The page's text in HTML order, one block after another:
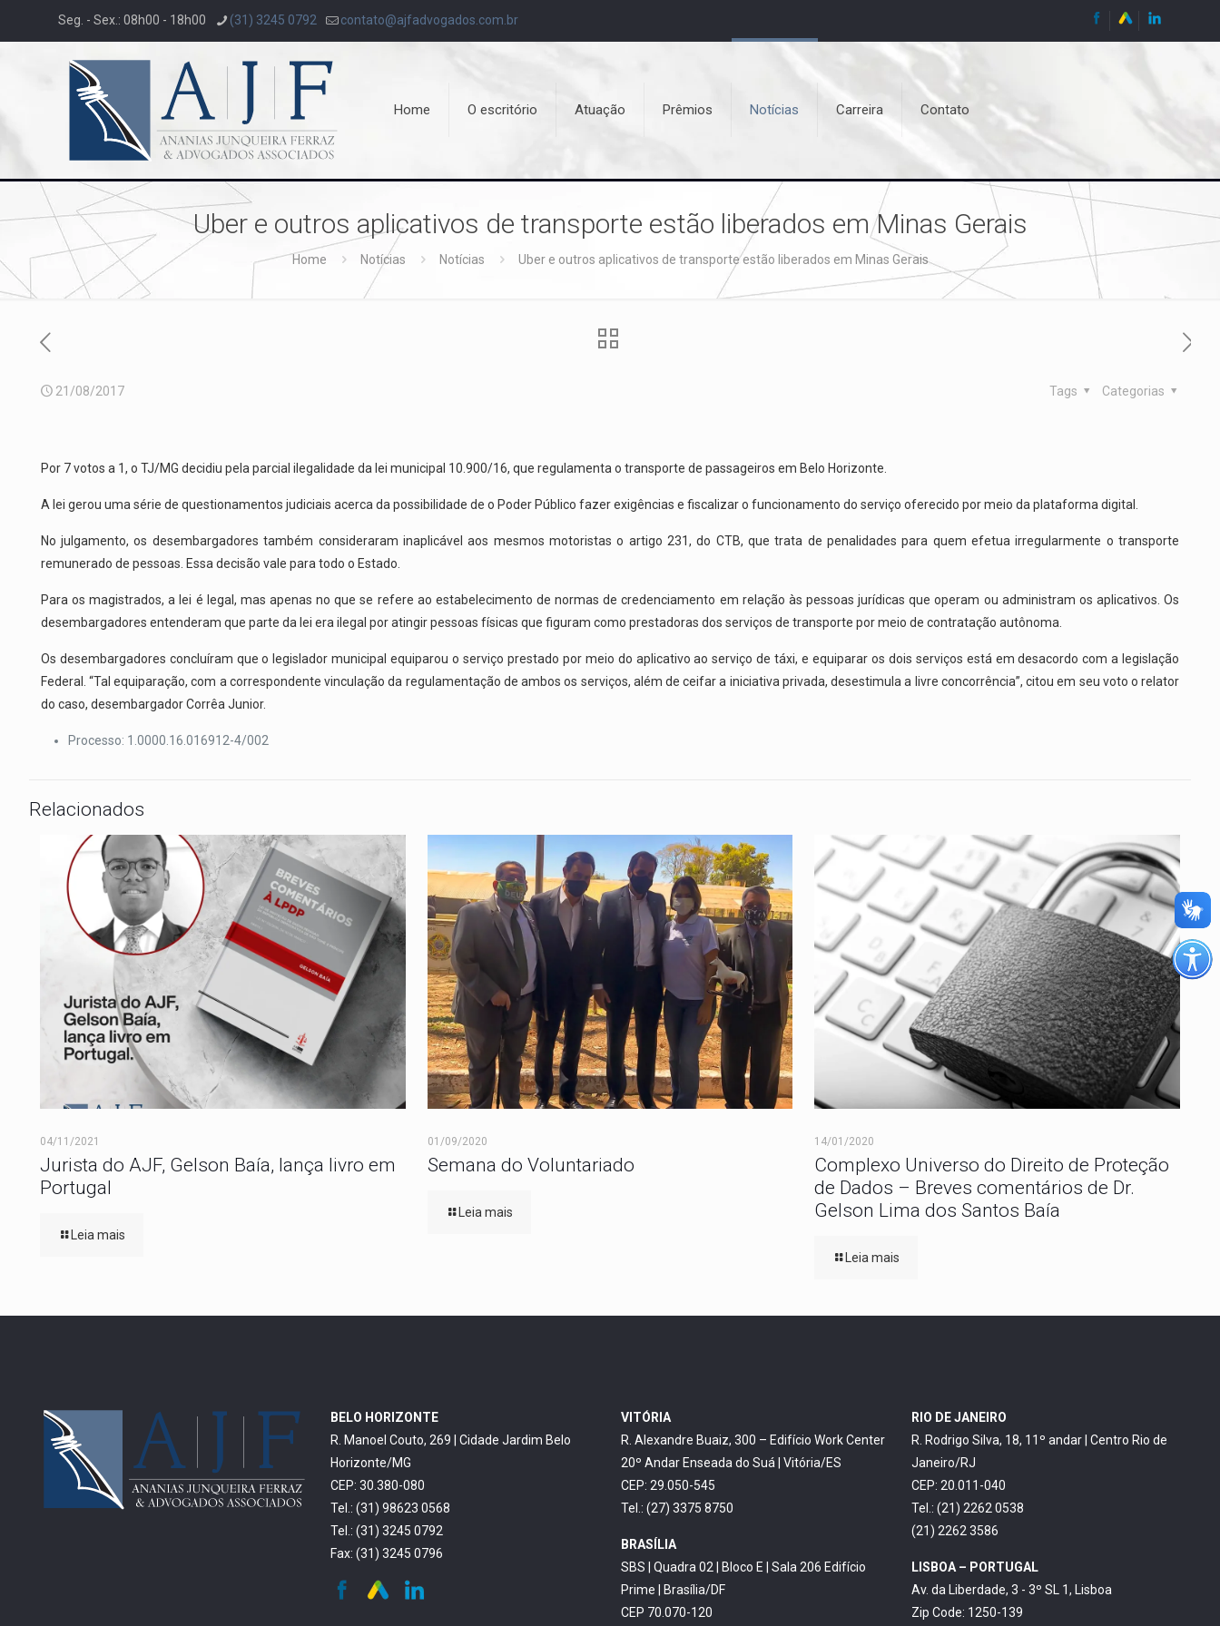
Seg. - Sex.: 08h00 - 18h00 (31) 3245 0792 contato@ajfadvogados.com.br
Home O escritório Atuação Prêmios Notícias Carreira Contato
Uber e outros aplicativos de transporte estão liberados em Minas Gerais
Home Notícias Notícias Uber e outros aplicativos de transporte estão liberados em Minas Gerais
21/08/2017 Categorias
Tags
Por 7 votos a 1, o TJ/MG decidiu pela parcial ilegalidade da lei municipal 10.900/16, que regulamenta o transporte de passageiros em Belo Horizonte.
A lei gerou uma série de questionamentos judiciais acerca da possibilidade de o Poder Público fazer exigências e fiscalizar o funcionamento do serviço oferecido por meio da plataforma digital.
No julgamento, os desembargadores também consideraram inaplicável aos mesmos motoristas o artigo 231, do CTB, que trata de penalidades para quem efetua irregularmente o transporte
remunerado de pessoas. Essa decisão vale para todo o Estado.
Para os magistrados, a lei é legal, mas apenas no que se refere ao estabelecimento de normas de credenciamento em relação às pessoas jurídicas que operam ou administram os aplicativos. Os
desembargadores entenderam que parte da lei era ilegal por atingir pessoas físicas que figuram como prestadoras dos serviços de transporte por meio de contratação autônoma.
Os desembargadores concluíram que o legislador municipal equiparou o serviço prestado por meio do aplicativo ao serviço de táxi, e equiparar os dois serviços está em desacordo com a legislação
Federal. “Tal equiparação, com a correspondente vinculação da regulamentação de ambos os serviços, além de ceifar a iniciativa privada, desestimula a livre concorrência”, citou em seu voto o relator
do caso, desembargador Corrêa Junior.
Processo: 1.0000.16.016912-4/002
Relacionados
04/11/2021
Jurista do AJF, Gelson Baía, lança livro em
Portugal
Leia mais
01/09/2020
Semana do Voluntariado
Leia mais
14/01/2020
Complexo Universo do Direito de Proteção
de Dados – Breves comentários de Dr.
Gelson Lima dos Santos Baía
Leia mais
BELO HORIZONTE
R. Manoel Couto, 269 | Cidade Jardim Belo
Horizonte/MG
CEP: 30.380-080
Tel.: (31) 98623 0568
Tel.: (31) 3245 0792
Fax: (31) 3245 0796
VITÓRIA
R. Alexandre Buaiz, 300 – Edifício Work Center
20º Andar Enseada do Suá | Vitória/ES
CEP: 29.050-545
Tel.: (27) 3375 8750
BRASÍLIA
SBS | Quadra 02 | Bloco E | Sala 206 Edifício
Prime | Brasília/DF
CEP 70.070-120
RIO DE JANEIRO
R. Rodrigo Silva, 18, 11º andar | Centro Rio de
Janeiro/RJ
CEP: 20.011-040
Tel.: (21) 2262 0538
(21) 2262 3586
LISBOA – PORTUGAL
Av. da Liberdade, 3 - 3º SL 1, Lisboa
Zip Code: 1250-139